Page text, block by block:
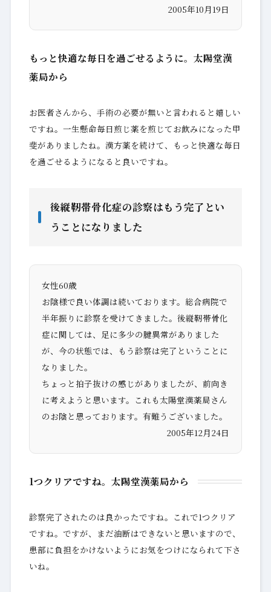
2005年10月19日
もっと快適な毎日を過ごせるように。太陽堂漢
薬局から
お医者さんから、手術の必要が無いと言われると嬉しい
ですね。一生懸命毎日煎じ薬を煎じてお飲みになった甲
斐がありましたね。漢方薬を続けて、もっと快適な毎日
を過ごせるようになると良いですね。
後縦靭帯骨化症の診察はもう完了とい
うことになりました
女性60歳
お陰様で良い体調は続いております。総合病院で
半年振りに診察を受けてきました。後縦靭帯骨化
症に関しては、足に多少の腱異常がありました
が、今の状態では、もう診察は完了ということに
なりました。
ちょっと拍子抜けの感じがありましたが、前向き
に考えようと思います。これも太陽堂漢薬局さん
のお陰と思っております。有難うございました。
2005年12月24日
1つクリアですね。太陽堂漢薬局から
診察完了されたのは良かったですね。これで1つクリア
ですね。ですが、まだ油断はできないと思いますので、
患部に負担をかけないようにお気をつけになられて下さ
いね。